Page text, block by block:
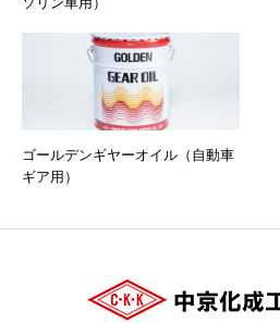
ゴールデンギヤーオイル（自動車
ギア用）